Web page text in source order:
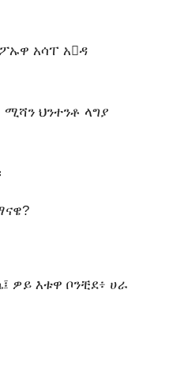
አሳፐ አዳ
ሚሻን ህንተንቶ ላግያ
ዎይ እቱዋ ቦንቺደ፥ ሀራ